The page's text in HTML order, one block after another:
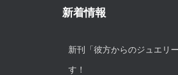
新着情報
新刊「彼方からのジュエリ
す！